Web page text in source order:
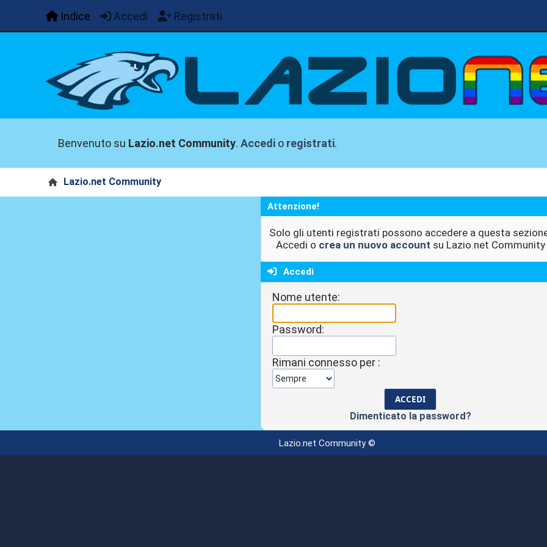
Indice Accedi Registrati
Benvenuto su Lazio.net Community.Accedi o registrati.
Lazio.net Community
Attenzione!
Solo gli utenti registrati possono accedere a questa
Accedi o crea un nuovo account su Lazio.net Community
Accedi
Nome utente:
Password:
Rimani connesso per :
Dimenticato la password?
Lazio.net Community ©